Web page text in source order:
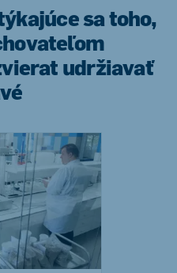
sa toho,
udržiavať